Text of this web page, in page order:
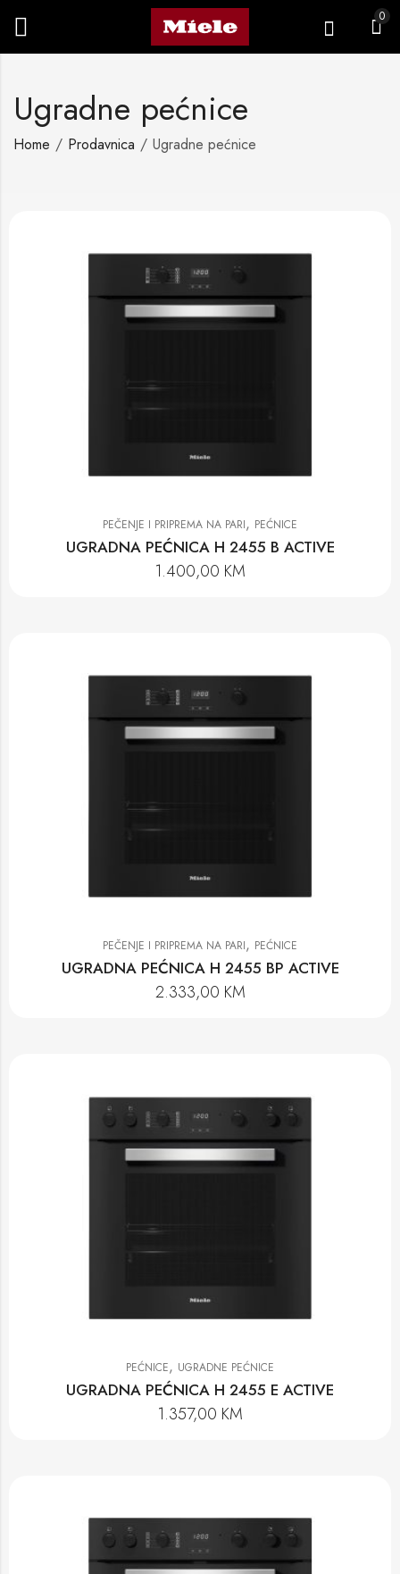
0
Ugradne pećnice
Home Prodavnica Ugradne pećnice
PEČENJE I PRIPREMA NA PARI, PEĆNICE
UGRADNA PEĆNICA H 2455 B ACTIVE
1.400,00 KM
PEČENJE I PRIPREMA NA PARI, PEĆNICE
UGRADNA PEĆNICA H 2455 BP ACTIVE
2.333,00 KM
PEĆNICE, UGRADNE PEĆNICE
UGRADNA PEĆNICA H 2455 E ACTIVE
1.357,00 KM